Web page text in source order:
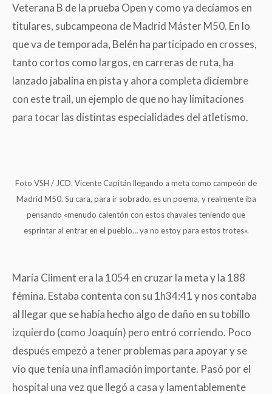
Veterana B de la prueba Open y como ya decíamos en
titulares, subcampeona de Madrid Máster M50. En lo
que va de temporada, Belén ha participado en crosses,
tanto cortos como largos, en carreras de ruta, ha
lanzado jabalina en pista y ahora completa diciembre
con este trail, un ejemplo de que no hay limitaciones
para tocar las distintas especialidades del atletismo.
Foto VSH / JCD. Vicente Capitán llegando a meta como campeón de
Madrid M50. Su cara, para ir sobrado, es un poema, y realmente iba
pensando «menudo calentón con estos chavales teniendo que
esprintar al entrar en el pueblo… ya no estoy para estos trotes».
María Climent era la 1054 en cruzar la meta y la 188
fémina. Estaba contenta con su 1h34:41 y nos contaba
al llegar que se había hecho algo de daño en su tobillo
izquierdo (como Joaquín) pero entró corriendo. Poco
después empezó a tener problemas para apoyar y se
vio que tenía una inflamación importante. Pasó por el
hospital una vez que llegó a casa y lamentablemente